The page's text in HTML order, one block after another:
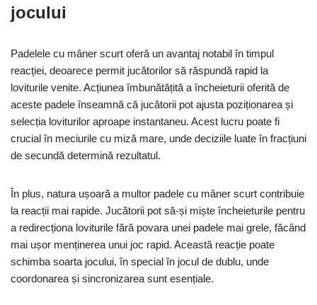
jocului
Padelele cu mâner scurt oferă un avantaj notabil în timpul
reacției, deoarece permit jucătorilor să răspundă rapid la
loviturile venite. Acțiunea îmbunătățită a încheieturii oferită de
aceste padele înseamnă că jucătorii pot ajusta poziționarea și
selecția loviturilor aproape instantaneu. Acest lucru poate fi
crucial în meciurile cu miză mare, unde deciziile luate în fracțiuni
de secundă determină rezultatul.
În plus, natura ușoară a multor padele cu mâner scurt contribuie
la reacții mai rapide. Jucătorii pot să-și miște încheieturile pentru
a redirecționa loviturile fără povara unei padele mai grele, făcând
mai ușor menținerea unui joc rapid. Această reacție poate
schimba soarta jocului, în special în jocul de dublu, unde
coordonarea și sincronizarea sunt esențiale.